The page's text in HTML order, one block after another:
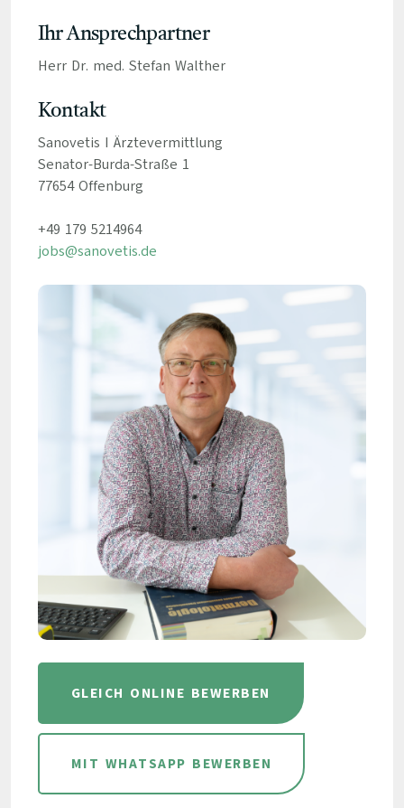
Ihr Ansprechpartner
Herr Dr. med. Stefan Walther
Kontakt
Sanovetis I Ärztevermittlung
Senator-Burda-Straße 1
77654 Offenburg
+49 179 5214964
jobs@sanovetis.de
GLEICH ONLINE BEWERBEN
MIT WHATSAPP BEWERBEN